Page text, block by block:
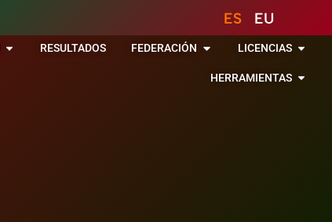
ES EU
RESULTADOS FEDERACIÓN LICENCIAS
HERRAMIENTAS